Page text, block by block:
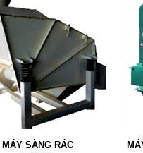
MÁY SÀNG RÁC